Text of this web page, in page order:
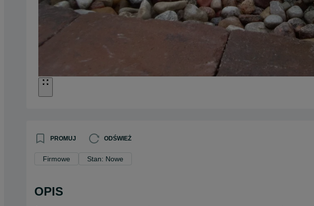
PROMUJ ODŚWIEŻ
Firmowe Stan: Nowe
OPIS